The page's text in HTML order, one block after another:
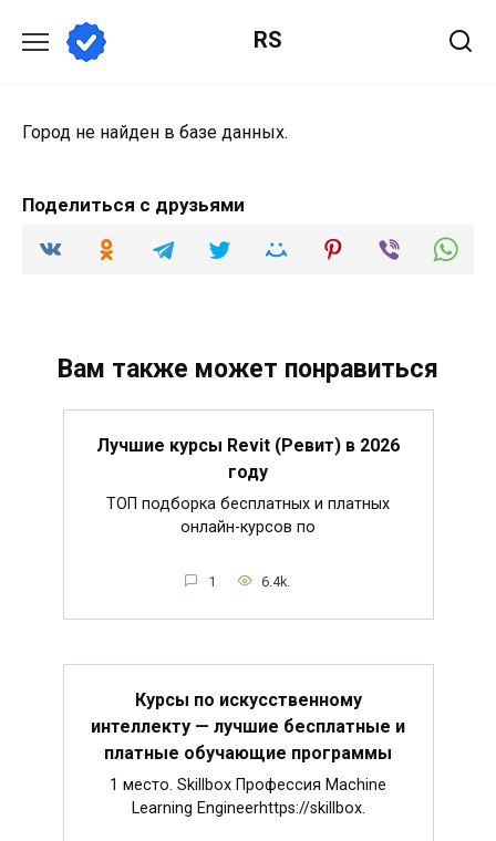
содержанию
RS
Город не найден в базе данных.
Поделиться с друзьями
Вам также может понравиться
Лучшие курсы Revit (Ревит) в 2026
году
ТОП подборка бесплатных и платных
онлайн-курсов по
1 6.4k.
Курсы по искусственному
интеллекту — лучшие бесплатные и
платные обучающие программы
1 место. Skillbox Профессия Machine
Learning Engineerhttps://skillbox.